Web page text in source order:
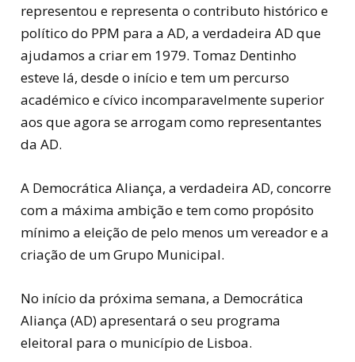
representou e representa o contributo histórico e
político do PPM para a AD, a verdadeira AD que
ajudamos a criar em 1979. Tomaz Dentinho
esteve lá, desde o início e tem um percurso
académico e cívico incomparavelmente superior
aos que agora se arrogam como representantes
da AD.
A Democrática Aliança, a verdadeira AD, concorre
com a máxima ambição e tem como propósito
mínimo a eleição de pelo menos um vereador e a
criação de um Grupo Municipal.
No início da próxima semana, a Democrática
Aliança (AD) apresentará o seu programa
eleitoral para o município de Lisboa.